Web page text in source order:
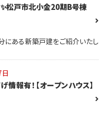
松戸市北小金20期B号棟
にある新築戸建をご紹介いたし
情報有！【オープンハウス】